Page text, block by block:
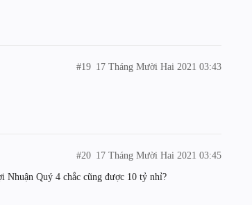
17 Tháng Mười Hai 2021 03:43
#19
17 Tháng Mười Hai 2021 03:45
#20
Quý 4 chắc cũng được 10 tỷ nhỉ?